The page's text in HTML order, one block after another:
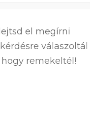
el megírni
válaszoltál
remekeltél!